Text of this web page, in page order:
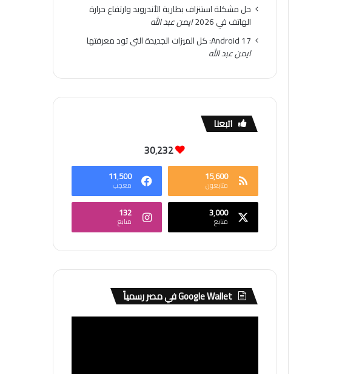
حل مشكلة استنزاف بطارية الأندرويد وارتفاع حرارة
الهاتف في 2026
ايمن عبد الله
Android 17: كل الميزات الجديدة التي تود معرفتها
ايمن عبد الله
اتبعنا
30٬232
15٬600
متابعون
11٬500
معجب
3٬000
متابع
132
متابع
Google Wallet في مصر رسمياً